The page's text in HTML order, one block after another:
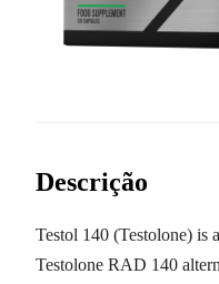
Descrição
Testol 140 (Testolone) is
Testolone RAD 140